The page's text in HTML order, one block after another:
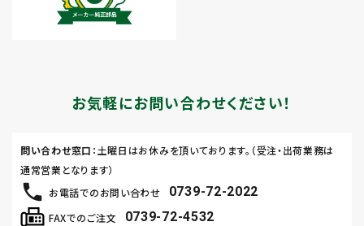
お気軽にお問い合わせください！
お電話でのお問い合わせ 0739-72-2022
FAXでのご注文 0739-72-4532
問い合わせ窓口 ：土曜日はお休みを頂いております。（受注・出荷業務は
通常営業となります）